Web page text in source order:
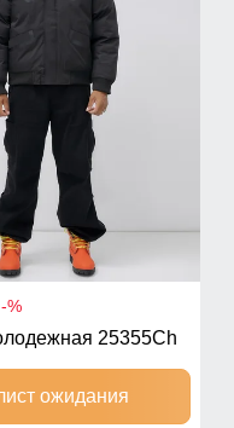
-%
25355Ch
ожидания